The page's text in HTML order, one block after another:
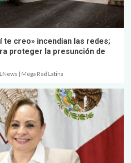
te creo» incendian las redes;
proteger la presunción de
| Mega Red Latina